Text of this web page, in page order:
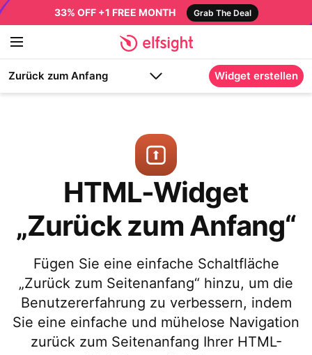
33% OFF +1 FREE MONTH Grab The Deal
Zurück zum Anfang Widget erstellen
HTML-Widget
„Zurück zum Anfang“
Fügen Sie eine einfache Schaltfläche
„Zurück zum Seitenanfang“ hinzu, um die
Benutzererfahrung zu verbessern, indem
Sie eine einfache und mühelose Navigation
zurück zum Seitenanfang Ihrer HTML-